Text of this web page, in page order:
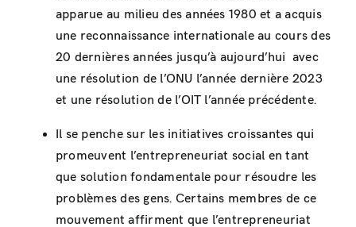
apparue au milieu des années 1980 et a acquis
une reconnaissance internationale au cours des
20 dernières années jusqu’à aujourd’hui avec
une résolution de l’ONU l’année dernière 2023
et une résolution de l’OIT l’année précédente.
Il se penche sur les initiatives croissantes qui
promeuvent l’entrepreneuriat social en tant
que solution fondamentale pour résoudre les
problèmes des gens. Certains membres de ce
mouvement affirment que l’entrepreneuriat